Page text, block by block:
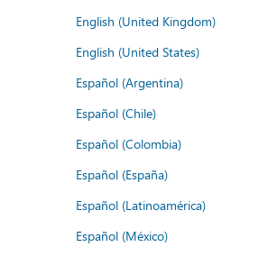
English (United Kingdom)
English (United States)
Español (Argentina)
Español (Chile)
Español (Colombia)
Español (España)
Español (Latinoamérica)
Español (México)